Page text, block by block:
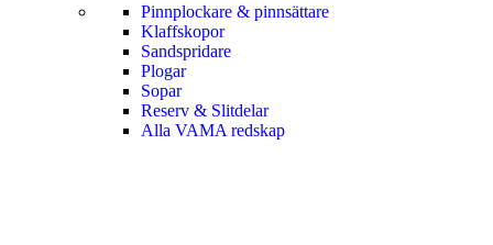
Pinnplockare & pinnsättare
Klaffskopor
Sandspridare
Plogar
Sopar
Reserv & Slitdelar
Alla VAMA redskap